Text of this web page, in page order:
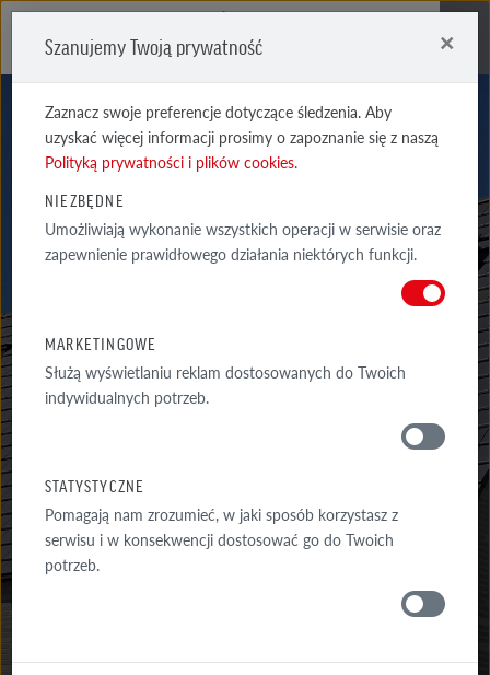
PORADY
DEKARZA
DLATEGO ZEBRALIŚMY DLA CIEBIE PORADY DEKARZA ORAZ
PORADY
ELEWACJA
Szanujemy Twoją prywatność ×
Zaznacz swoje preferencje dotyczące śledzenia. Aby
uzyskać więcej informacji prosimy o zapoznanie się z naszą
Polityką prywatności i plików cookies.
NIEZBĘDNE
Umożliwiają wykonanie wszystkich operacji w serwisie oraz
zapewnienie prawidłowego działania niektórych funkcji.
MARKETINGOWE
Służą wyświetlaniu reklam dostosowanych do Twoich
indywidualnych potrzeb.
STATYSTYCZNE
Pomagają nam zrozumieć, w jaki sposób korzystasz z
serwisu i w konsekwencji dostosować go do Twoich
potrzeb.